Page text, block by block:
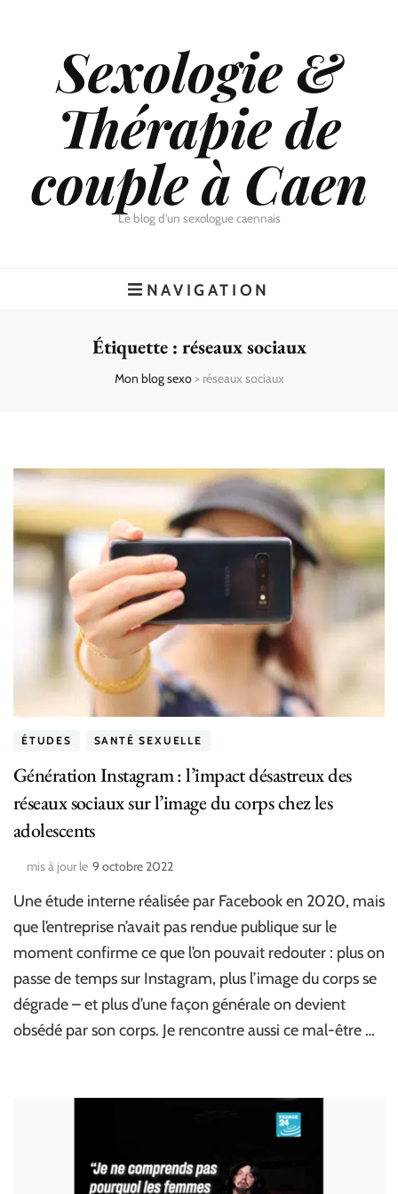
Sexologie &
Thérapie de
couple à Caen
Le blog d'un sexologue caennais
NAVIGATION
Étiquette : réseaux sociaux
Mon blog sexo> réseaux sociaux
ÉTUDES SANTÉ SEXUELLE
Génération Instagram : l’impact désastreux des
réseaux sociaux sur l’image du corps chez les
adolescents
mis à jour le 9 octobre 2022
Une étude interne réalisée par Facebook en 2020, mais
que l’entreprise n’avait pas rendue publique sur le
moment confirme ce que l’on pouvait redouter : plus on
passe de temps sur Instagram, plus l’image du corps se
dégrade – et plus d’une façon générale on devient
obsédé par son corps. Je rencontre aussi ce mal-être …